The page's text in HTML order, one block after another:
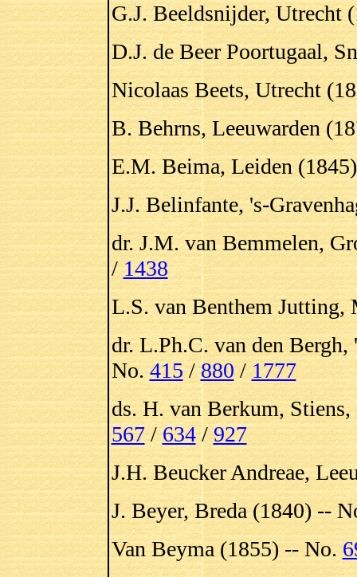
G.J. Beeldsnijder, Utrecht
D.J. de Beer Poortugaal,
Nicolaas Beets, Utrecht
B. Behrns, Leeuwarden
E.M. Beima, Leiden
J.J. Belinfante, 's-
dr. J.M. van Bemmelen,
/1438
L.S. van Benthem
dr. L.Ph.C. van den
No.415/880/1777
ds. H. van Berkum,
567/634/927
J.H. Beucker Andreae,
J. Beyer, Breda (1840) --
Van Beyma (1855) -- No.